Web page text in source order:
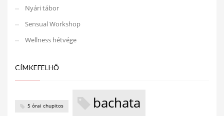
Nyári tábor
Sensual Workshop
Wellness hétvége
CÍMKEFELHŐ
5 órai chupitos bachata